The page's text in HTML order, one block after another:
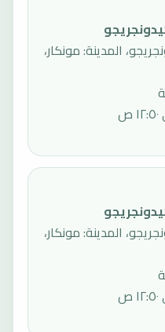
المدينة: مونكار،
المدينة: مونكار،